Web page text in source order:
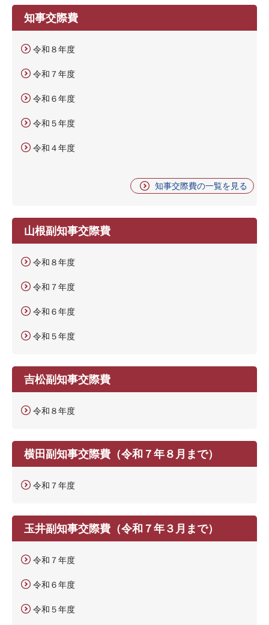
知事交際費
令和８年度
令和７年度
令和６年度
令和５年度
令和４年度
知事交際費の一覧を見る
山根副知事交際費
令和８年度
令和７年度
令和６年度
令和５年度
吉松副知事交際費
令和８年度
横田副知事交際費（令和７年８月まで）
令和７年度
玉井副知事交際費（令和７年３月まで）
令和７年度
令和６年度
令和５年度